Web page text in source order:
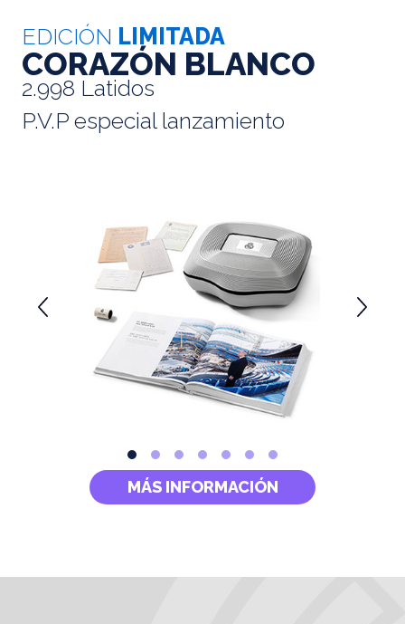
EDICIÓN LIMITADA
CORAZÓN BLANCO
2.998 Latidos
P.V.P especial lanzamiento
MÁS INFORMACIÓN